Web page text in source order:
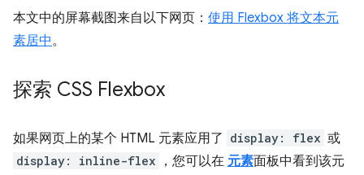
本文中的屏幕截图来自以下网页： 使用 Flexbox 将文本元
素居中。
探索 CSS Flexbox
如果网页上的某个 HTML 元素应用了 display: flex 或
display: inline-flex ，您可以在 元素面板中看到该元